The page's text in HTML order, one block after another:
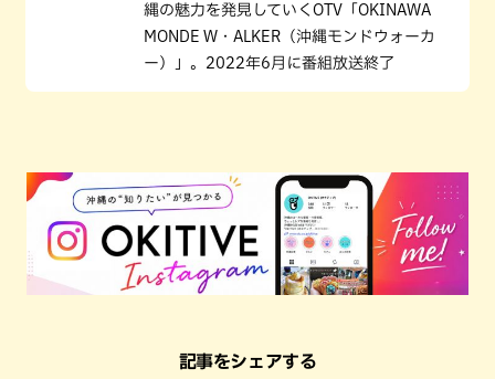
縄の魅力を発見していくOTV「OKINAWA
MONDE W・ALKER（沖縄モンドウォーカ
ー）」。2022年6月に番組放送終了
記事をシェアする